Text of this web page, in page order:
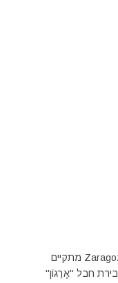
"פסטיבל פִּילָר"- Zaragoza Fiestas del Pilar מתקיים
מידי שנה בעיר סָרַגוֹסָה – Zaragoza בירת חבל "אָרַגוֹן"